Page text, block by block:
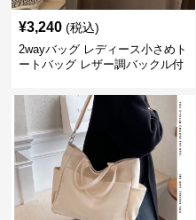
¥3,240 (税込)
2wayバッグ レディース小さめト
ートバッグ レザー調バックル付